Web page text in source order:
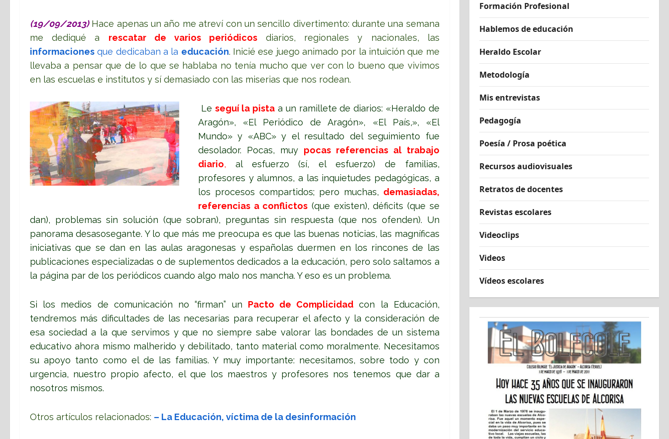
(19/09/2013)Hace apenas un año me atreví con un sencillo divertimento: durante una semana
me dediqué a rescatar de varios periódicos diarios, regionales y nacionales, las
informaciones que dedicaban a la educación. Inicié ese juego animado por la intuición que me
llevaba a pensar que de lo que se hablaba no tenía mucho que ver con lo bueno que vivimos
en las escuelas e institutos y sí demasiado con las miserias que nos rodean.
Le seguí la pista a un ramillete de diarios: «Heraldo de
Aragón», «El Periódico de Aragón», «El País,», «El
Mundo» y «ABC» y el resultado del seguimiento fue
desolador. Pocas, muy pocas referencias al trabajo
diario, al esfuerzo (sí, el esfuerzo) de familias,
profesores y alumnos, a las inquietudes pedagógicas, a
los procesos compartidos; pero muchas, demasiadas,
referencias a conflictos (que existen), déficits (que se
dan), problemas sin solución (que sobran), preguntas sin respuesta (que nos ofenden). Un
panorama desasosegante. Y lo que más me preocupa es que las buenas noticias, las magníficas
iniciativas que se dan en las aulas aragonesas y españolas duermen en los rincones de las
publicaciones especializadas o de suplementos dedicados a la educación, pero solo saltamos a
la página par de los periódicos cuando algo malo nos mancha. Y eso es un problema.
Si los medios de comunicación no “firman” un Pacto de Complicidad con la Educación,
tendremos más dificultades de las necesarias para recuperar el afecto y la consideración de
esa sociedad a la que servimos y que no siempre sabe valorar las bondades de un sistema
educativo ahora mismo malherido y debilitado, tanto material como moralmente. Necesitamos
su apoyo tanto como el de las familias. Y muy importante: necesitamos, sobre todo y con
urgencia, nuestro propio afecto, el que los maestros y profesores nos tenemos que dar a
nosotros mismos.
Otros artículos relacionados: – La Educación, víctima de la desinformación
Formación Profesional
Hablemos de educación
Heraldo Escolar
Metodología
Mis entrevistas
Pedagogía
Poesía / Prosa poética
Recursos audiovisuales
Retratos de docentes
Revistas escolares
Videoclips
Videos
Vídeos escolares